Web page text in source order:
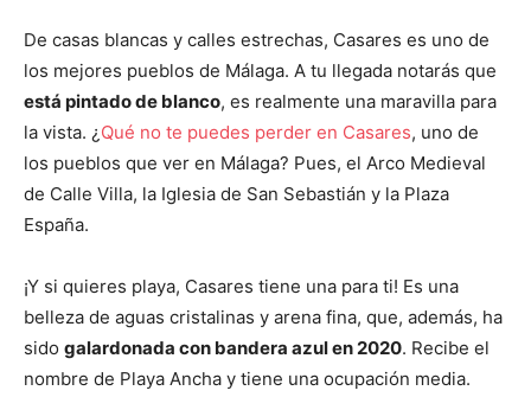
De casas blancas y calles estrechas, Casares es uno de
los mejores pueblos de Málaga. A tu llegada notarás que
está pintado de blanco, es realmente una maravilla para
la vista. ¿ Qué no te puedes perder en Casares, uno de
los pueblos que ver en Málaga? Pues, el Arco Medieval
de Calle Villa, la Iglesia de San Sebastián y la Plaza
España.
¡Y si quieres playa, Casares tiene una para ti! Es una
belleza de aguas cristalinas y arena fina, que, además, ha
sido galardonada con bandera azul en 2020. Recibe el
nombre de Playa Ancha y tiene una ocupación media.